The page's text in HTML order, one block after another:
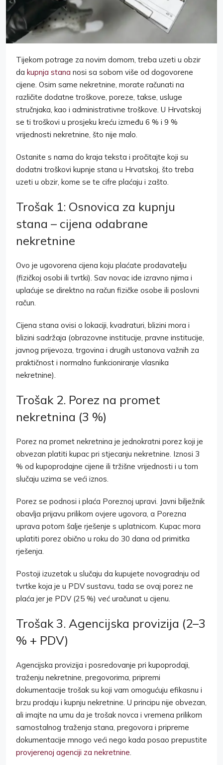
Tijekom potrage za novim domom, treba uzeti u obzir
da kupnja stana nosi sa sobom više od dogovorene
cijene. Osim same nekretnine, morate računati na
različite dodatne troškove, poreze, takse, usluge
stručnjaka, kao i administrativne troškove. U Hrvatskoj
se ti troškovi u prosjeku kreću između 6 % i 9 %
vrijednosti nekretnine, što nije malo.
Ostanite s nama do kraja teksta i pročitajte koji su
dodatni troškovi kupnje stana u Hrvatskoj, što treba
uzeti u obzir, kome se te cifre plaćaju i zašto.
Trošak 1: Osnovica za kupnju
stana – cijena odabrane
nekretnine
Ovo je ugovorena cijena koju plaćate prodavatelju
(fizičkoj osobi ili tvrtki). Sav novac ide izravno njima i
uplaćuje se direktno na račun fizičke osobe ili poslovni
račun.
Cijena stana ovisi o lokaciji, kvadraturi, blizini mora i
blizini sadržaja (obrazovne institucije, pravne institucije,
javnog prijevoza, trgovina i drugih ustanova važnih za
praktičnost i normalno funkcioniranje vlasnika
nekretnine).
Trošak 2. Porez na promet
nekretnina (3 %)
Porez na promet nekretnina je jednokratni porez koji je
obvezan platiti kupac pri stjecanju nekretnine. Iznosi 3
% od kupoprodajne cijene ili tržišne vrijednosti i u tom
slučaju uzima se veći iznos.
Porez se podnosi i plaća Poreznoj upravi. Javni bilježnik
obavlja prijavu prilikom ovjere ugovora, a Porezna
uprava potom šalje rješenje s uplatnicom. Kupac mora
uplatiti porez obično u roku do 30 dana od primitka
rješenja.
Postoji izuzetak u slučaju da kupujete novogradnju od
tvrtke koja je u PDV sustavu, tada se ovaj porez ne
plaća jer je PDV (25 %) već uračunat u cijenu.
Trošak 3. Agencijska provizija (2–3
% + PDV)
Agencijska provizija i posredovanje pri kupoprodaji,
traženju nekretnine, pregovorima, pripremi
dokumentacije trošak su koji vam omogućuju efikasnu i
brzu prodaju i kupnju nekretnine. U principu nije obvezan,
ali imajte na umu da je trošak novca i vremena prilikom
samostalnog traženja stana, pregovora i pripreme
dokumentacije mnogo veći nego kada posao prepustite
provjerenoj agenciji za nekretnine.